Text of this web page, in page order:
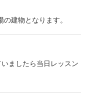
建物となります。
ましたら当日レッスン